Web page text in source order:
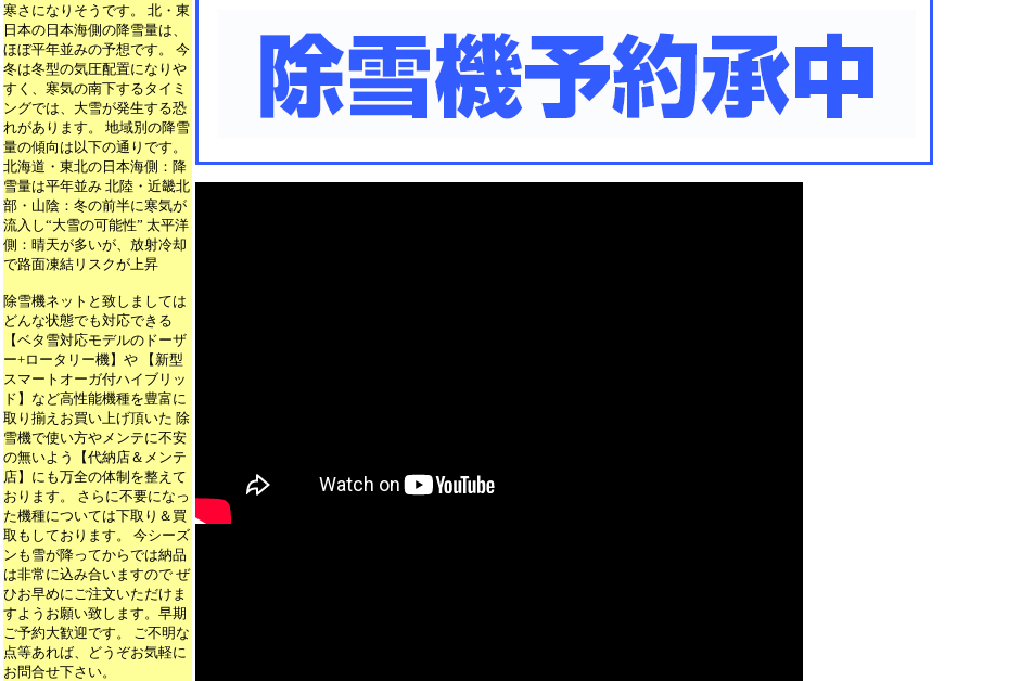
寒さになりそうです。 北・東
日本の日本海側の降雪量は、
ほぼ平年並みの予想です。 今
冬は冬型の気圧配置になりや
すく、寒気の南下するタイミ
ングでは、大雪が発生する恐
れがあります。 地域別の降雪
量の傾向は以下の通りです。
北海道・東北の日本海側：降
雪量は平年並み 北陸・近畿北
部・山陰：冬の前半に寒気が
流入し“大雪の可能性” 太平洋
側：晴天が多いが、放射冷却
で路面凍結リスクが上昇
除雪機ネットと致しましては
どんな状態でも対応できる
【ベタ雪対応モデルのドーザ
ー+ロータリー機】や 【新型
スマートオーガ付ハイブリッ
ド】など高性能機種を豊富に
取り揃えお買い上げ頂いた 除
雪機で使い方やメンテに不安
の無いよう【代納店＆メンテ
店】にも万全の体制を整えて
おります。 さらに不要になっ
た機種については下取り＆買
取もしております。 今シーズ
ンも雪が降ってからでは納品
は非常に込み合いますので ぜ
ひお早めにご注文いただけま
すようお願い致します。早期
ご予約大歓迎です。 ご不明な
点等あれば、どうぞお気軽に
お問合せ下さい。